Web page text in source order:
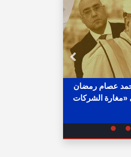
عصام رمضان
«مغارة الشركات